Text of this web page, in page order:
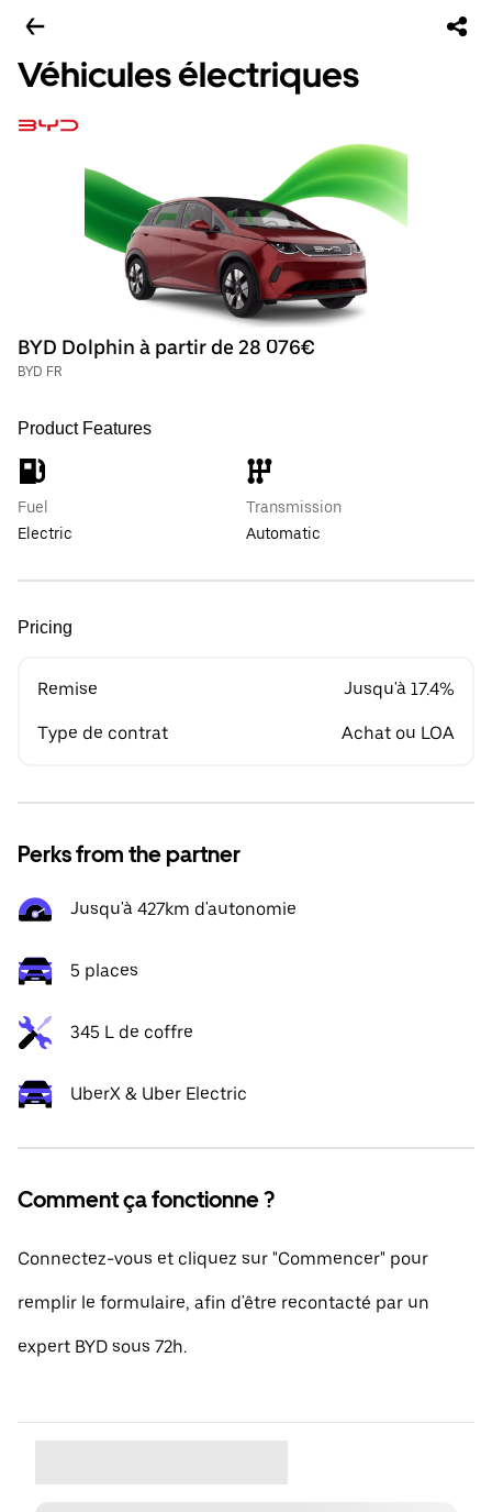
Véhicules électriques
BYD Dolphin à partir de 28 076€
BYD FR
Product Features
Fuel
Electric
Transmission
Automatic
Pricing
Remise Jusqu'à 17.4%
Type de contrat Achat ou LOA
Perks from the partner
Jusqu'à 427km d'autonomie
5 places
345 L de coffre
UberX & Uber Electric
Comment ça fonctionne ?
Connectez-vous et cliquez sur "Commencer" pour
remplir le formulaire, afin d'être recontacté par un
expert BYD sous 72h.